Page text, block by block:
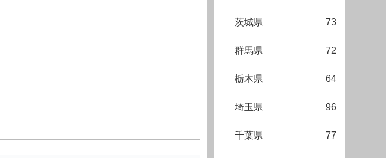
茨城県 73
群馬県 72
栃木県 64
埼玉県 96
千葉県 77